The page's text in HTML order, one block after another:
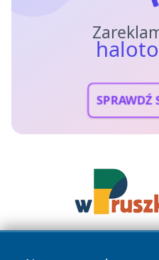
SPRAWDŹ